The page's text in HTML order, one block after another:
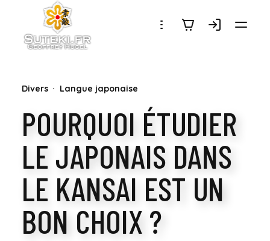
SUTEKI.FR
Divers Langue japonaise
POURQUOI ÉTUDIER
LE JAPONAIS DANS
LE KANSAI EST UN
BON CHOIX ?